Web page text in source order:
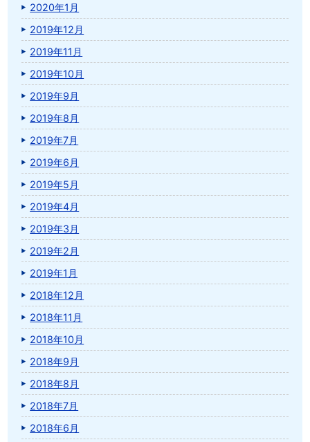
2020年1月
2019年12月
2019年11月
2019年10月
2019年9月
2019年8月
2019年7月
2019年6月
2019年5月
2019年4月
2019年3月
2019年2月
2019年1月
2018年12月
2018年11月
2018年10月
2018年9月
2018年8月
2018年7月
2018年6月